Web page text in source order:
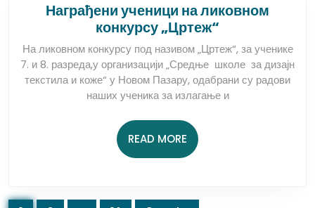
Награђени ученици на ликовном
конкурсу „Цртеж“
ученици
на
ликовном
конкурсу
На ликовном конкурсу под називом „Цртеж“, за ученике
7. и 8. разреда,у организацији „Средње школе за дизајн
текстила и коже“ у Новом Пазару, одабрани су радови
наших ученика за излагање и
READ MORE READ
MORE